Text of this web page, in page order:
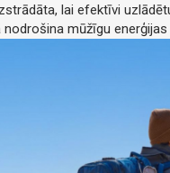
lai efektīvi
mūžīgu enerģijas